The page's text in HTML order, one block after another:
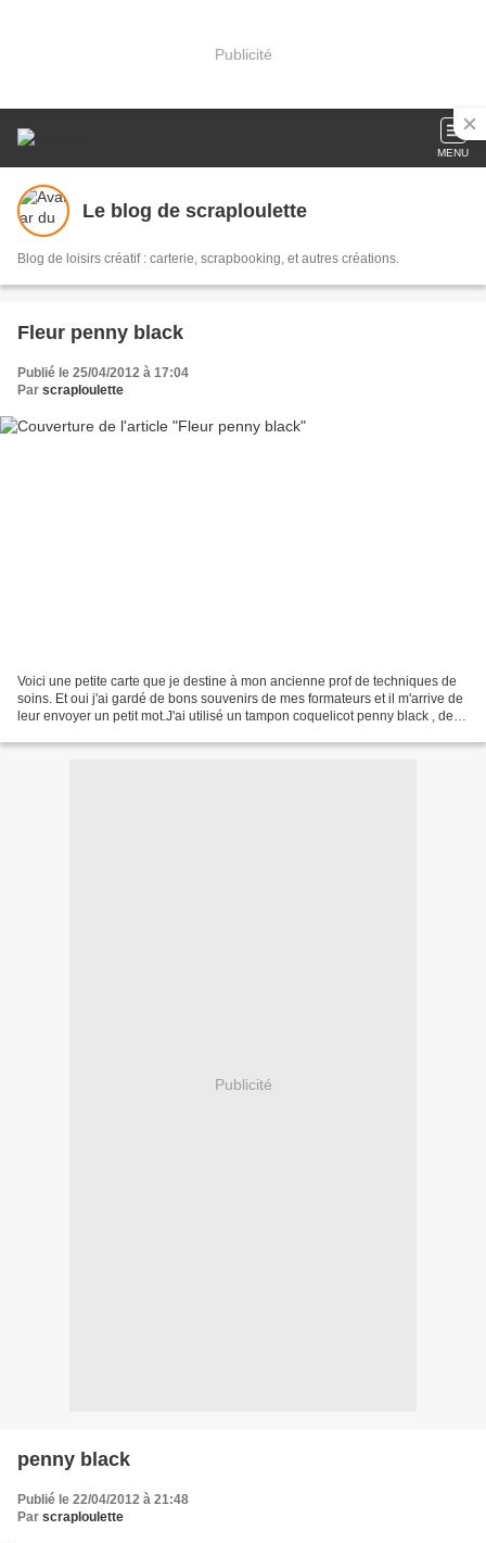
Publicité
MENU
Le blog de scraploulette
Blog de loisirs créatif : carterie, scrapbooking, et autres créations.
Fleur penny black
Publié le 25/04/2012 à 17:04
Par scraploulette
Voici une petite carte que je destine à mon ancienne prof de techniques de
soins. Et oui j'ai gardé de bons souvenirs de mes formateurs et il m'arrive de
leur envoyer un petit mot.J'ai utilisé un tampon coquelicot penny black , des
Publicité
penny black
Publié le 22/04/2012 à 21:48
Par scraploulette